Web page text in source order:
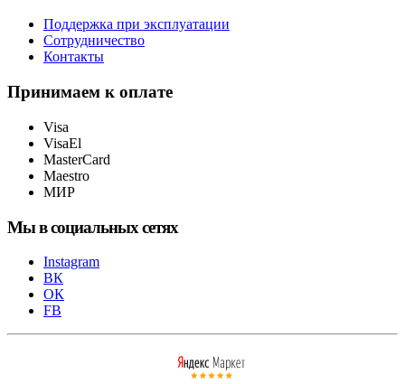
Поддержка при эксплуатации
Сотрудничество
Контакты
Принимаем к оплате
Visa
VisaEl
MasterCard
Maestro
МИР
Мы в социальных сетях
Instagram
ВК
ОК
FB